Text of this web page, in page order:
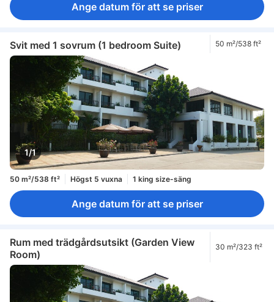
Ange datum för att se priser
Svit med 1 sovrum (1 bedroom Suite) 50 m²/538 ft²
1/1
50 m²/538 ft² Högst 5 vuxna 1 king size-säng
Ange datum för att se priser
Rum med trädgårdsutsikt (Garden View
Room)
30 m²/323 ft²